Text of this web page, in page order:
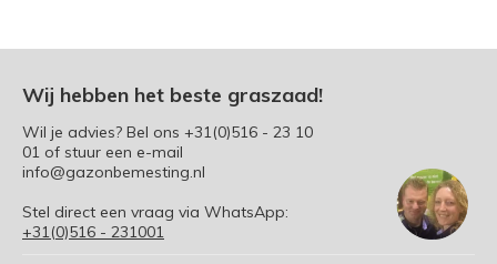
Wij hebben het beste graszaad!
Wil je advies? Bel ons +31(0)516 - 23 10
01 of stuur een e-mail
info@gazonbemesting.nl
Stel direct een vraag via WhatsApp:
+31(0)516 - 231001